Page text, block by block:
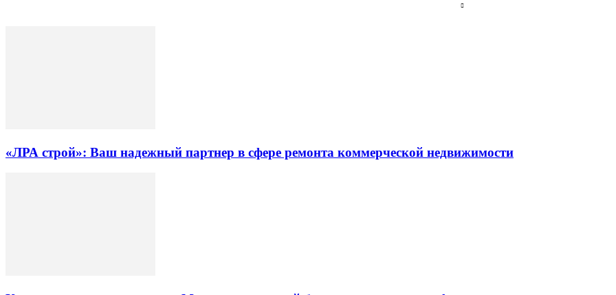
«ЛРА строй»: Ваш надежный партнер в сфере ремонта коммерческой недвижимости